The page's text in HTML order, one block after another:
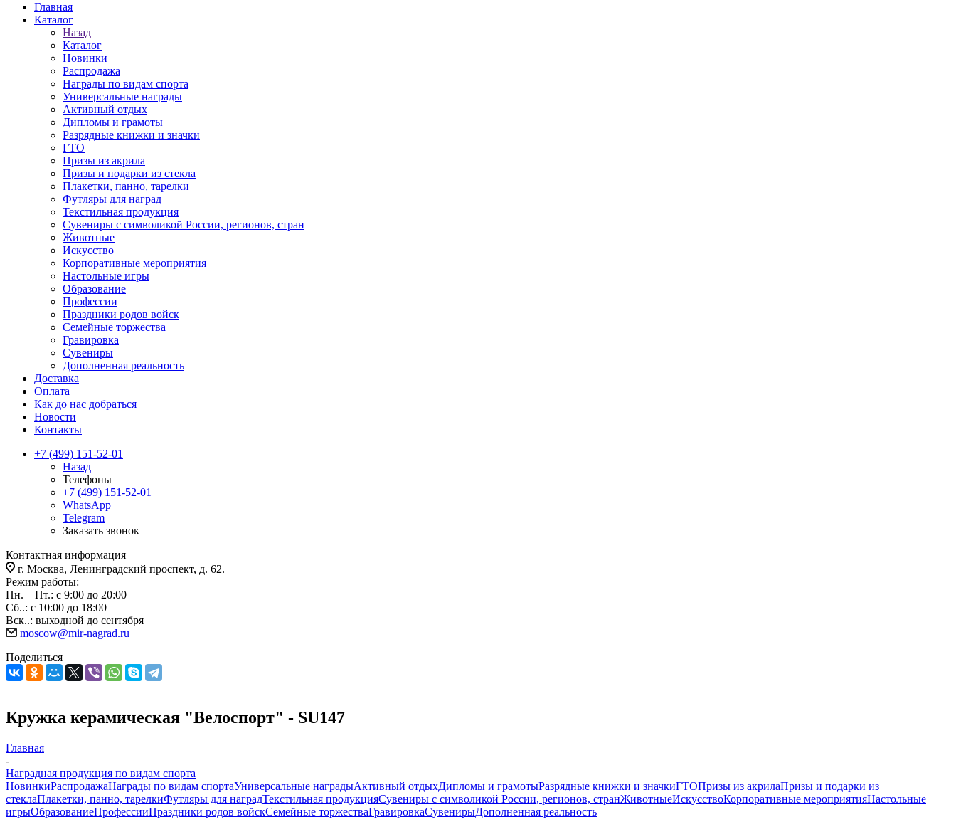
Главная
Каталог
Назад
Каталог
Новинки
Распродажа
Награды по видам спорта
Универсальные награды
Активный отдых
Дипломы и грамоты
Разрядные книжки и значки
ГТО
Призы из акрила
Призы и подарки из стекла
Плакетки, панно, тарелки
Футляры для наград
Текстильная продукция
Сувениры с символикой России, регионов, стран
Животные
Искусство
Корпоративные мероприятия
Настольные игры
Образование
Профессии
Праздники родов войск
Семейные торжества
Гравировка
Сувениры
Дополненная реальность
Доставка
Оплата
Как до нас добраться
Новости
Контакты
+7 (499) 151-52-01
Назад
Телефоны
+7 (499) 151-52-01
WhatsApp
Telegram
Заказать звонок
Контактная информация
г. Москва, Ленинградский проспект, д. 62.
Режим работы:
Пн. – Пт.: с 9:00 до 20:00
Сб..: с 10:00 до 18:00
Вск..: выходной до сентября
moscow@mir-nagrad.ru
Поделиться
Кружка керамическая "Велоспорт" - SU147
Главная
-
Наградная продукция по видам спорта
НовинкиРаспродажаНаграды по видам спортаУниверсальные наградыАктивный отдыхДипломы и грамотыРазрядные книжки и значкиГТОПризы из акрилаПризы и подарки из
стеклаПлакетки, панно, тарелкиФутляры для наградТекстильная продукцияСувениры с символикой России, регионов, странЖивотныеИскусствоКорпоративные мероприятияНастольные
игрыОбразованиеПрофессииПраздники родов войскСемейные торжестваГравировкаСувенирыДополненная реальность